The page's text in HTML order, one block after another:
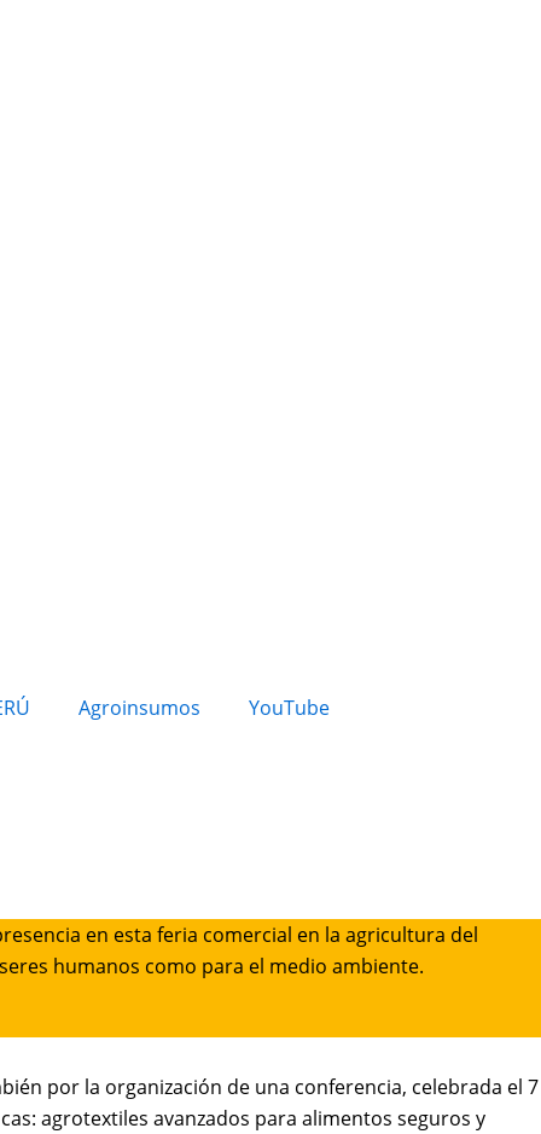
Agroinsumos YouTube
en esta feria comercial en la agricultura del
humanos como para el medio ambiente.
por la organización de una conferencia, celebrada el 7
agrotextiles avanzados para alimentos seguros y